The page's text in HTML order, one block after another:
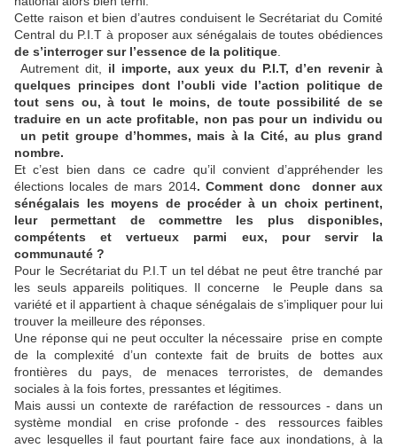
Cette raison et bien d’autres conduisent le Secrétariat du Comité
Central du P.I.T à proposer aux sénégalais de toutes obédiences
de s’interroger sur l’essence de la politique
Autrement dit, il importe, aux yeux du P.I.T, d’en revenir à
quelques principes dont l’oubli vide l’action politique de
tout sens ou, à tout le moins, de toute possibilité de se
traduire en un acte profitable, non pas pour un individu ou
un petit groupe d’hommes, mais à la Cité, au plus grand
nombre.
Et c’est bien dans ce cadre qu’il convient d’appréhender les
élections locales de mars 2014. Comment donc donner aux
sénégalais les moyens de procéder à un choix pertinent,
leur permettant de commettre les plus disponibles,
compétents et vertueux parmi eux, pour servir la
communauté ?
Pour le Secrétariat du P.I.T un tel débat ne peut être tranché par
les seuls appareils politiques. Il concerne le Peuple dans sa
variété et il appartient à chaque sénégalais de s’impliquer pour lui
trouver la meilleure des réponses.
Une réponse qui ne peut occulter la nécessaire prise en compte
de la complexité d’un contexte fait de bruits de bottes aux
frontières du pays, de menaces terroristes, de demandes
sociales à la fois fortes, pressantes et légitimes.
Mais aussi un contexte de raréfaction de ressources - dans un
système mondial en crise profonde - des ressources faibles
avec lesquelles il faut pourtant faire face aux inondations, à la